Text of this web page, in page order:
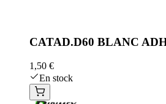
CATAD.D60 BLANC
1,50 €
En stock